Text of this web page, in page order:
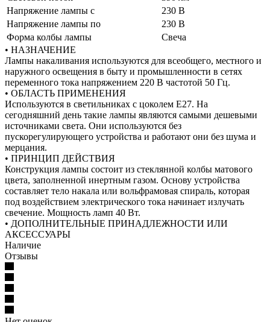
Напряжение лампы с
230 В
Напряжение лампы по
230 В
Форма колбы лампы
Свеча
• НАЗНАЧЕНИЕ
Лампы накаливания используются для всеобщего, местного и
наружного освещения в быту и промышленности в сетях
переменного тока напряжением 220 В частотой 50 Гц.
• ОБЛАСТЬ ПРИМЕНЕНИЯ
Используются в светильниках с цоколем Е27. На
сегодняшний день такие лампы являются самыми дешевыми
источниками света. Они используются без
пускорегулирующего устройства и работают они без шума и
мерцания.
• ПРИНЦИП ДЕЙСТВИЯ
Конструкция лампы состоит из стеклянной колбы матового
цвета, заполненной инертным газом. Основу устройства
составляет тело накала или вольфрамовая спираль, которая
под воздействием электрического тока начинает излучать
свечение. Мощность ламп 40 Вт.
• ДОПОЛНИТЕЛЬНЫЕ ПРИНАДЛЕЖНОСТИ ИЛИ
АКСЕССУАРЫ
Наличие
Отзывы